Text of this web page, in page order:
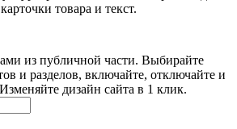
товара и текст.
из публичной части. Выбирайте
и разделов, включайте, отключайте и
дизайн сайта в 1 клик.